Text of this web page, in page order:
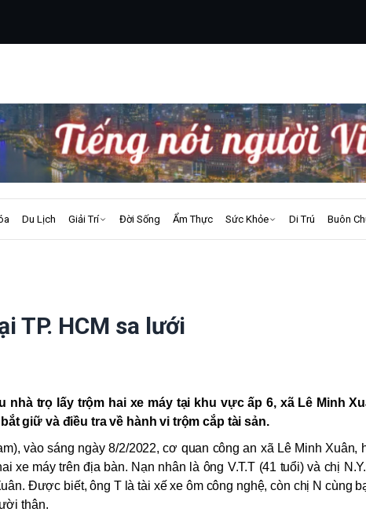
Du Lịch Giải Trí Đời Sống Ẩm Thực Sức Khỏe Di Trú Buôn
TP. HCM sa lưới
nhà trọ lấy trộm hai xe máy tại khu vực ấp 6, xã Lê Minh
giữ và điều tra về hành vi trộm cắp tài sản.
vào sáng ngày 8/2/2022, cơ quan công an xã Lê Minh Xuân,
xe máy trên địa bàn. Nạn nhân là ông V.T.T (41 tuổi) và chị
Được biết, ông T là tài xế xe ôm công nghệ, còn chị N cùng
thân.